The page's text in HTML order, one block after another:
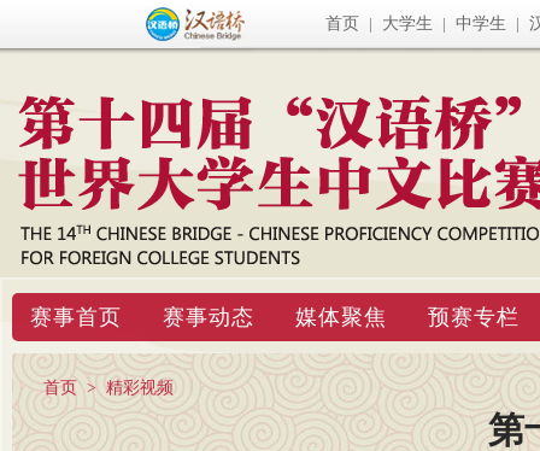
首页 | 大学生 | 中学生 |
赛事首页 赛事动态 媒体聚焦 预赛专栏
首页 > 精彩视频
第